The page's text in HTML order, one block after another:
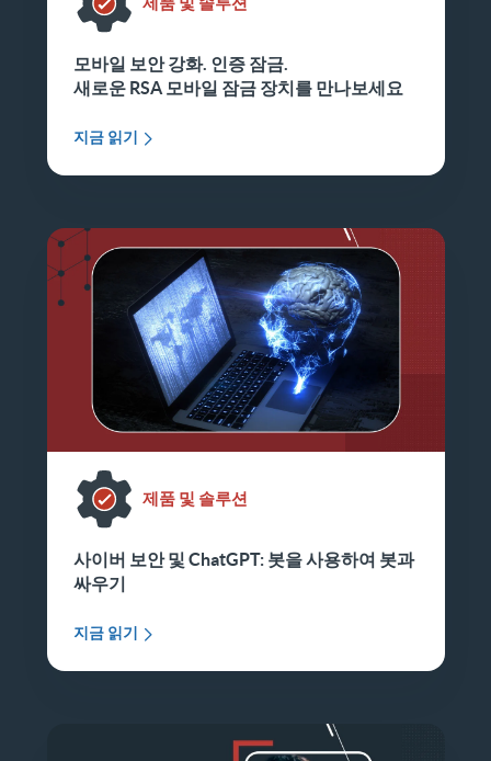
모바일 보안 강화. 인증 잠금.
새로운 RSA 모바일 잠금 장치를 만나보세요
지금 읽기
제품 및 솔루션
사이버 보안 및 ChatGPT: 봇을 사용하여 봇과
싸우기
지금 읽기